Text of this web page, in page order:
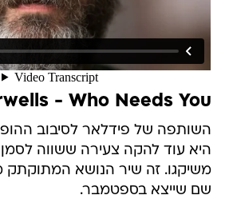
- Who Needs You
השותפה של פידלאר לסיבוב
היא עוד להקה צעירה ששווה לסמן
משיקגו. זה שיר הנושא המתוקתק
שם שייצא בספטמבר.